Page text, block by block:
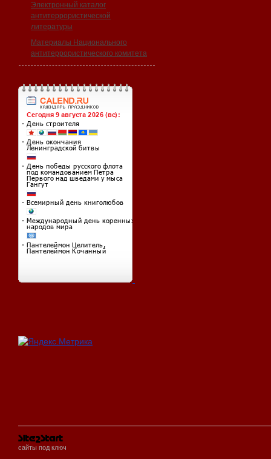
Электронный каталог
антитеррористической
литературы
Материалы Национального
антитеррористического комитета
сайты под ключ